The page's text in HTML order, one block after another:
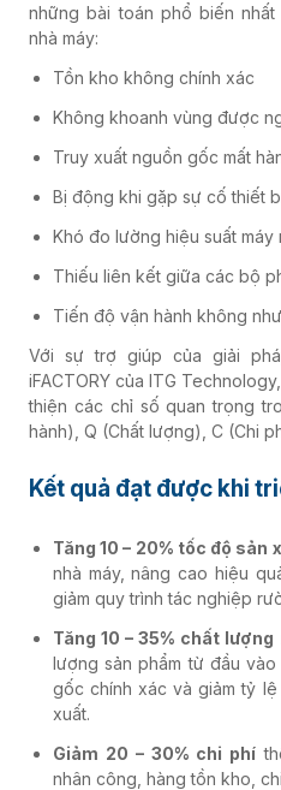
những bài toán phổ biến
nhà máy:
Tồn kho không chính xác
Không khoanh vùng được
Truy xuất nguồn gốc mất
Bị động khi gặp sự cố thiết
Khó đo lường hiệu suất máy
Thiếu liên kết giữa các bộ
Tiến độ vận hành không
Với sự trợ giúp của giải
iFACTORY của ITG
thiện các chỉ số quan trọng
hành), Q (Chất lượng), C (Chi
Kết quả đạt được khi
Tăng 10 – 20% tốc độ sản
nhà máy, nâng cao hiệu
giảm quy trình tác nghiệp
Tăng 10 – 35% chất lượng
lượng sản phẩm từ đầu
gốc chính xác và giảm tỷ
xuất.
Giảm 20 – 30% chi phí
nhân công, hàng tồn kho,